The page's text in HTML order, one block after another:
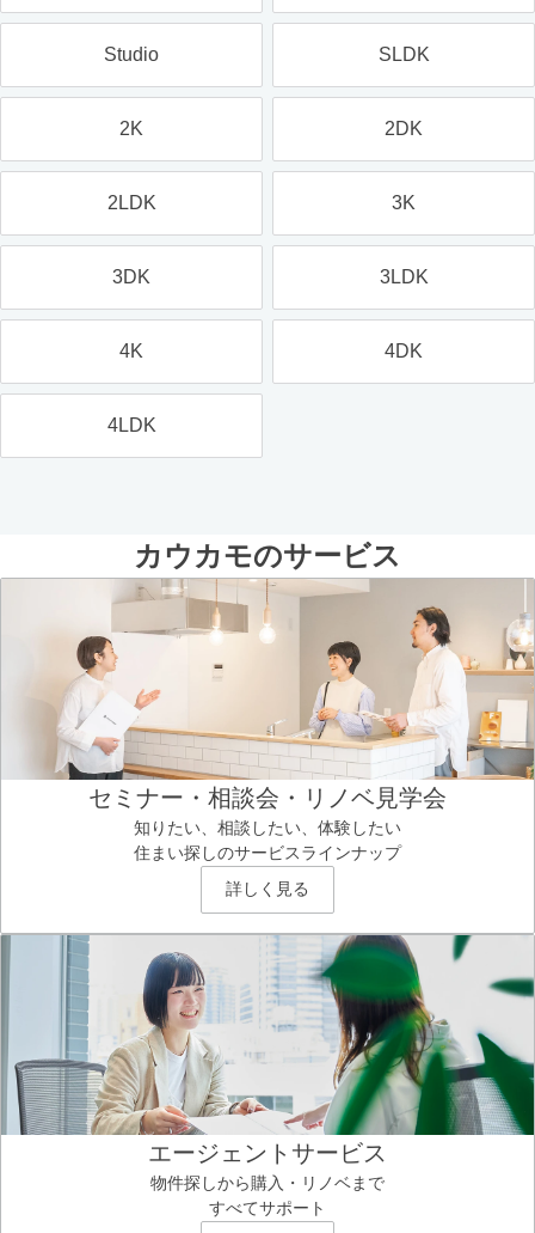
Studio SLDK
2K 2DK
2LDK 3K
3DK 3LDK
4K 4DK
4LDK
カウカモのサービス
セミナー・相談会・リノベ見学会
知りたい、相談したい、体験したい
住まい探しのサービスラインナップ
詳しく見る
エージェントサービス
物件探しから購入・リノベまで
すべてサポート